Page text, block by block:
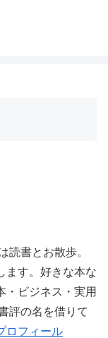
読書とお散歩。
ます。好きな本な
・ビジネス・実用
評の名を借りて
ロフィール